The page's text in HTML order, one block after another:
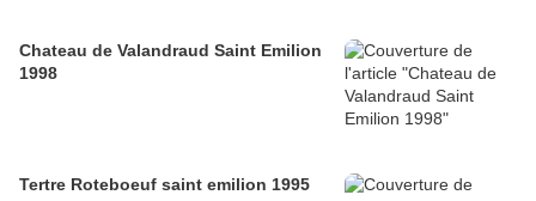
Chateau de Valandraud Saint Emilion
1998
Tertre Roteboeuf saint emilion 1995